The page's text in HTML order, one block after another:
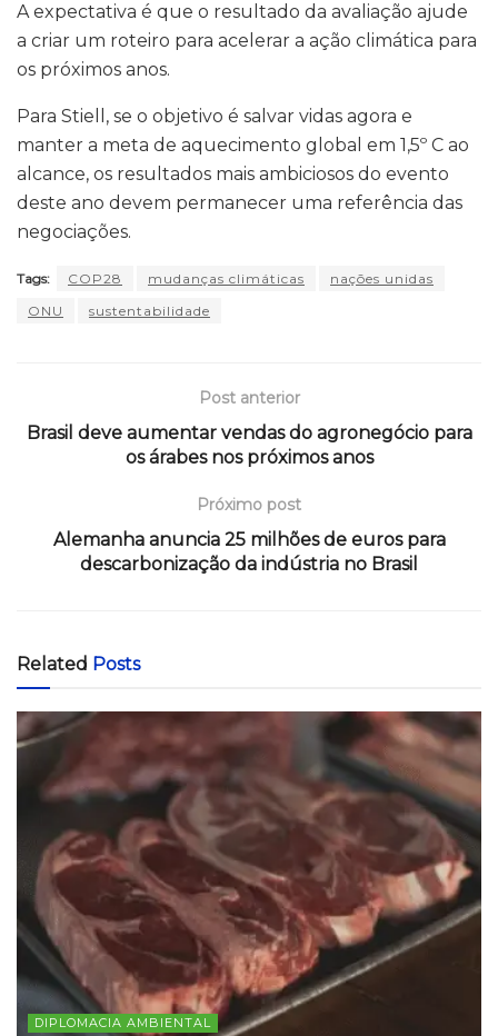
A expectativa é que o resultado da avaliação ajude
a criar um roteiro para acelerar a ação climática para
os próximos anos.
Para Stiell, se o objetivo é salvar vidas agora e
manter a meta de aquecimento global em 1,5º C ao
alcance, os resultados mais ambiciosos do evento
deste ano devem permanecer uma referência das
negociações.
Tags: COP28 mudanças climáticas
nações unidas
ONU
sustentabilidade
Post anterior
Brasil deve aumentar vendas do agronegócio para
os árabes nos próximos anos
Próximo post
Alemanha anuncia 25 milhões de euros para
descarbonização da indústria no Brasil
Related Posts
DIPLOMACIA AMBIENTAL